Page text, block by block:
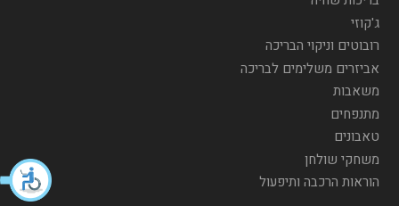
ג'קוזי
רובוטים וניקוי הבריכה
אביזרים משלימים לבריכה
משאבות
מתנפחים
טאבונים
משחקי שולחן
הוראות הרכבה ותיפעול